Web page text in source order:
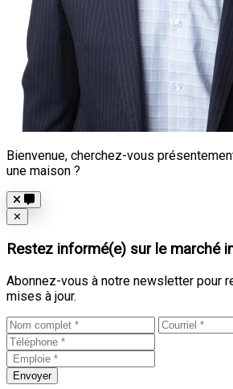
Bienvenue, cherchez-vous
une maison ?
Close
✕
Restez informé(e) sur le marché
Abonnez-vous à notre newsletter pour
mises à jour.
Envoyer